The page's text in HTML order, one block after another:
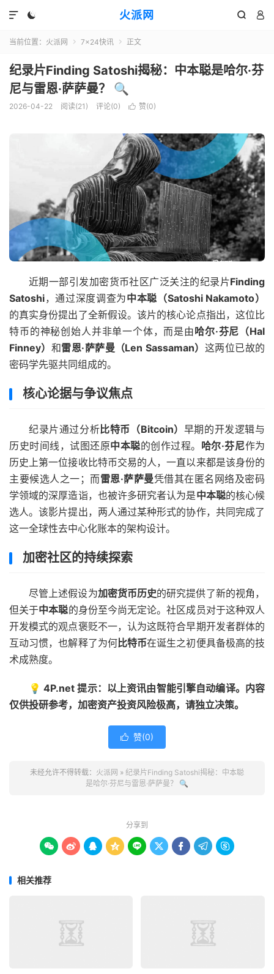
火派网
  

当前位置： 火派网  7×24快讯  正文
纪录片Finding Satoshi揭秘：中本聪是哈尔·芬
尼与雷恩·萨萨曼？ 🔍
2026-04-22 阅读(21) 评论(0)  赞(0)
近期一部引发加密货币社区广泛关注的纪录片Finding
Satoshi，通过深度调查为中本聪（Satoshi Nakamoto）
的真实身份提出了全新假设。该片的核心论点指出，这位比
特币的神秘创始人并非单一个体，而是由哈尔·芬尼（Hal
Finney） 和雷恩·萨萨曼（Len Sassaman） 这两位已故的
密码学先驱共同组成的。
核心论据与争议焦点
纪录片通过分析比特币（Bitcoin） 早期的开发逻辑与
历史时间线，试图还原中本聪的创作过程。 哈尔·芬尼作为
历史上第一位接收比特币交易的人，一直以来都是该身份的
主要候选人之一；而雷恩·萨萨曼凭借其在匿名网络及密码
学领域的深厚造诣，也被许多研究者认为是中本聪的核心候
选人。该影片提出，两人通过某种形式的协作，共同完成了
这一全球性去中心化账本的架构设计。
加密社区的持续探索
尽管上述假设为加密货币历史的研究提供了新的视角，
但关于中本聪的身份至今尚无定论。社区成员对于这种双人
开发模式的观点褒贬不一，认为这既符合早期开发者群体的
互动习惯，也解释了为何比特币在诞生之初便具备极高的技
术成熟度。
💡 4P.net 提示：以上资讯由智能引擎自动编译。内容
仅供投研参考，加密资产投资风险极高，请独立决策。
 赞(0)
未经允许不得转载： 火派网 » 纪录片Finding Satoshi揭秘：中本聪
是哈尔·芬尼与雷恩·萨萨曼？ 🔍
分享到
        
相关推荐